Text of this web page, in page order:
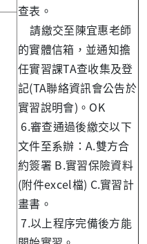
查表。
請繳交至陳宜惠老師
的實體信箱，並通知擔
任實習課TA查收集及登
記(TA聯絡資訊會公告於
實習說明會)。OK
6.審查通過後繳交以下
文件至系辦：A.雙方合
約簽署 B.實習保險資料
(附件excel檔) C.實習計
畫書。
7.以上程序完備後方能